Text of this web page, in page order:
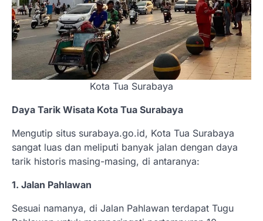
Kota Tua Surabaya
Daya Tarik Wisata Kota Tua Surabaya
Mengutip situs surabaya.go.id, Kota Tua Surabaya
sangat luas dan meliputi banyak jalan dengan daya
tarik historis masing-masing, di antaranya:
1. Jalan Pahlawan
Sesuai namanya, di Jalan Pahlawan terdapat Tugu